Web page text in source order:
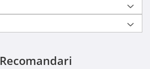
Recomandari